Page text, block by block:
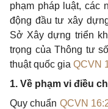
phạm pháp luật, các
động đầu tư xây
Sở Xây dựng triển
trọng của Thông tư số
thuật quốc gia QCVN
1. Về phạm vi điều
Quy chuẩn QCVN